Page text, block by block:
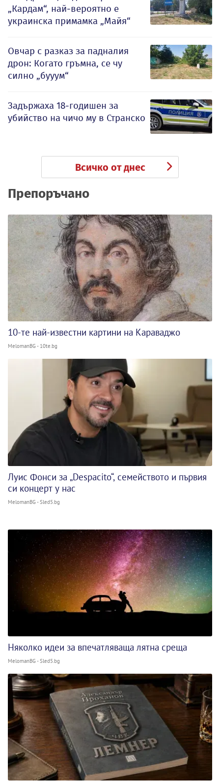
„Кардам“, най-вероятно е
украинска примамка „Майя“
Овчар с разказ за падналия
дрон: Когато гръмна, се чу
силно „бууум“
Задържаха 18-годишен за
убийство на чичо му в Странско
Всичко от днес
Препоръчано
10-те най-известни картини на Караваджо
MelomanBG - 10te.bg
Луис Фонси за „Despacito“, семейството и първия
си концерт у нас
MelomanBG - Sled5.bg
Няколко идеи за впечатляваща лятна среща
MelomanBG - Sled5.bg